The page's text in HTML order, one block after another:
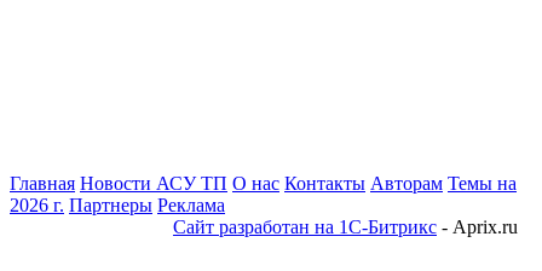
Главная Новости АСУ ТП О нас Контакты Авторам Темы на
2026 г. Партнеры Реклама
Сайт разработан на 1С-Битрикс - Aprix.ru